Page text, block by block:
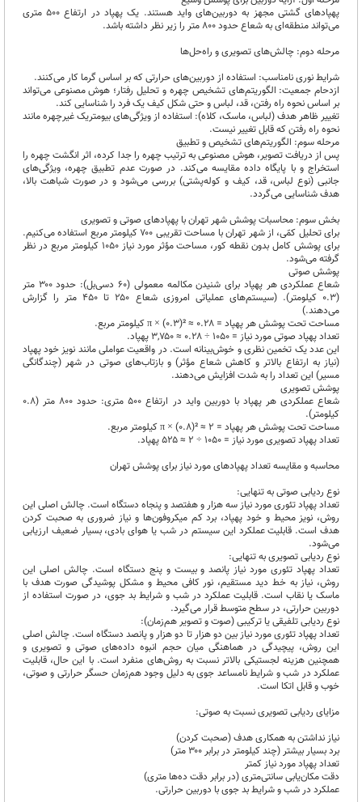
پهپادهای گشتی مجهز به دوربین‌های واید هستند. یک پهپاد در ارتفاع ۵۰۰ متری
می‌تواند منطقه‌ای به شعاع حدود ۸۰۰ متر را زیر نظر داشته باشد.
مرحله دوم: چالش‌های تصویری و راه‌حل‌ها
شرایط نوری نامناسب: استفاده از دوربین‌های حرارتی که بر اساس گرما کار می‌کنند.
ازدحام جمعیت: الگوریتم‌های تشخیص چهره و تحلیل رفتار؛ هوش مصنوعی می‌تواند
بر اساس نحوه راه رفتن، قد، لباس و حتی شکل کیف یک فرد را شناسایی کند.
تغییر ظاهر هدف (لباس، ماسک، کلاه): استفاده از ویژگی‌های بیومتریک غیرچهره مانند
نحوه راه رفتن که قابل تغییر نیست.
مرحله سوم: الگوریتم‌های تشخیص و تطبیق
پس از دریافت تصویر، هوش مصنوعی به ترتیب چهره را جدا کرده، اثر انگشت چهره را
استخراج و با پایگاه داده مقایسه می‌کند. در صورت عدم تطبیق چهره، ویژگی‌های
جانبی (نوع لباس، قد، کیف و کوله‌پشتی) بررسی می‌شود و در صورت شباهت بالا،
هدف شناسایی می‌گردد.
بخش سوم: محاسبات پوشش شهر تهران با پهپادهای صوتی و تصویری
برای تحلیل کمّی، از شهر تهران با مساحت تقریبی ۷۰۰ کیلومتر مربع استفاده می‌کنیم.
برای پوشش کامل بدون نقطه کور، مساحت مؤثر مورد نیاز ۱۰۵۰ کیلومتر مربع در نظر
گرفته می‌شود.
پوشش صوتی
شعاع عملکردی هر پهپاد برای شنیدن مکالمه معمولی (۶۰ دسی‌بل): حدود ۳۰۰ متر
(۰.۳ کیلومتر). (سیستم‌های عملیاتی امروزی شعاع ۲۵۰ تا ۴۵۰ متر را گزارش
می‌دهند.)
مساحت تحت پوشش هر پهپاد = π × (۰.۳)² ≈ ۰.۲۸ کیلومتر مربع.
تعداد پهپاد صوتی مورد نیاز = ۱۰۵۰ ÷ ۰.۲۸ ≈ ۳,۷۵۰ پهپاد.
این عدد یک تخمین نظری و خوش‌بینانه است. در واقعیت عواملی مانند نویز خود پهپاد
(نیاز به ارتفاع بالاتر و کاهش شعاع مؤثر) و بازتاب‌های صوتی در شهر (چندگانگی
مسیر) این تعداد را به شدت افزایش می‌دهند.
پوشش تصویری
شعاع عملکردی هر پهپاد با دوربین واید در ارتفاع ۵۰۰ متری: حدود ۸۰۰ متر (۰.۸
کیلومتر).
مساحت تحت پوشش هر پهپاد = π × (۰.۸)² ≈ ۲ کیلومتر مربع.
تعداد پهپاد تصویری مورد نیاز = ۱۰۵۰ ÷ ۲ ≈ ۵۲۵ پهپاد.
محاسبه و مقایسه تعداد پهپادهای مورد نیاز برای پوشش تهران
نوع ردیابی صوتی به تنهایی:
تعداد پهپاد تئوری مورد نیاز سه هزار و هفتصد و پنجاه دستگاه است. چالش اصلی این
روش، نویز محیط و خود پهپاد، برد کم میکروفون‌ها و نیاز ضروری به صحبت کردن
هدف است. قابلیت عملکرد این سیستم در شب یا هوای بادی، بسیار ضعیف ارزیابی
می‌شود.
نوع ردیابی تصویری به تنهایی:
تعداد پهپاد تئوری مورد نیاز پانصد و بیست و پنج دستگاه است. چالش اصلی این
روش، نیاز به خط دید مستقیم، نور کافی محیط و مشکل پوشیدگی صورت هدف با
ماسک یا نقاب است. قابلیت عملکرد در شب و شرایط بد جوی، در صورت استفاده از
دوربین حرارتی، در سطح متوسط قرار می‌گیرد.
نوع ردیابی تلفیقی یا ترکیبی (صوت و تصویر هم‌زمان):
تعداد پهپاد تئوری مورد نیاز بین دو هزار تا دو هزار و پانصد دستگاه است. چالش اصلی
این روش، پیچیدگی در هماهنگی میان حجم انبوه داده‌های صوتی و تصویری و
همچنین هزینه لجستیکی بالاتر نسبت به روش‌های منفرد است. با این حال، قابلیت
عملکرد در شب و شرایط نامساعد جوی به دلیل وجود هم‌زمان حسگر حرارتی و صوتی،
خوب و قابل اتکا است.
مزایای ردیابی تصویری نسبت به صوتی:
نیاز نداشتن به همکاری هدف (صحبت کردن)
برد بسیار بیشتر (چند کیلومتر در برابر ۳۰۰ متر)
تعداد پهپاد مورد نیاز کمتر
دقت مکان‌یابی سانتی‌متری (در برابر دقت ده‌ها متری)
عملکرد در شب و شرایط بد جوی با دوربین حرارتی.